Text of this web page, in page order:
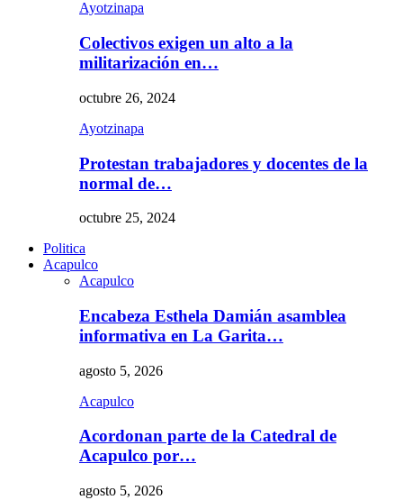
Ayotzinapa
Colectivos exigen un alto a la
militarización en…
octubre 26, 2024
Ayotzinapa
Protestan trabajadores y docentes de la
normal de…
octubre 25, 2024
Politica
Acapulco
Acapulco
Encabeza Esthela Damián asamblea
informativa en La Garita…
agosto 5, 2026
Acapulco
Acordonan parte de la Catedral de
Acapulco por…
agosto 5, 2026